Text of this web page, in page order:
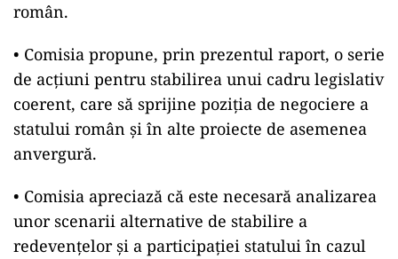
român.
• Comisia propune, prin prezentul raport, o serie
de acțiuni pentru stabilirea unui cadru legislativ
coerent, care să sprijine poziția de negociere a
statului român și în alte proiecte de asemenea
anvergură.
• Comisia apreciază că este necesară analizarea
unor scenarii alternative de stabilire a
redevențelor și a participației statului în cazul